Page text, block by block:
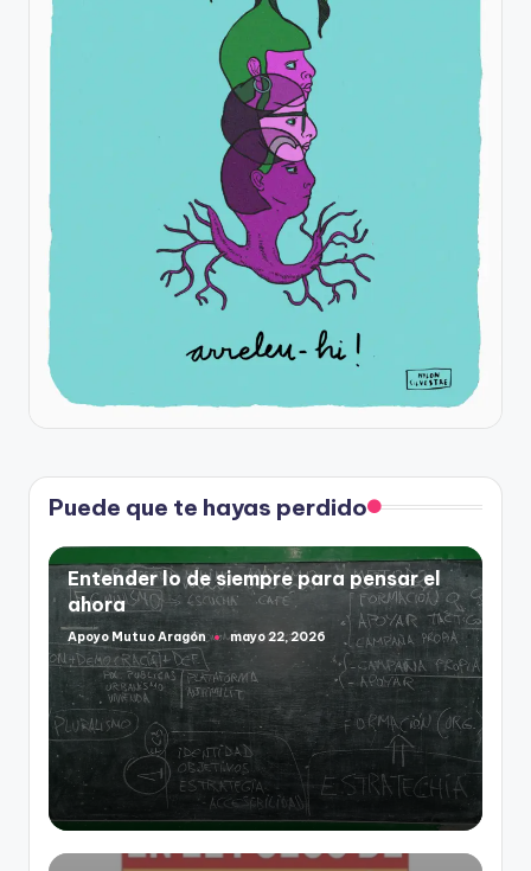
Puede que te hayas perdido
Entender lo de siempre para pensar el
ahora
Publicado
por
Apoyo Mutuo Aragón mayo 22, 2026